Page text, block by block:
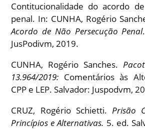
Contitucionalidade do acordo
penal. In: CUNHA, Rogério
Acordo de Não Persecução Penal
JusPodivm, 2019.
CUNHA, Rogério Sanches.
13.964/2019: Comentários às
CPP e LEP. Salvador: Juspodvm,
CRUZ, Rogério Schietti.Prisão
Princípios e Alternativas. 5. ed.